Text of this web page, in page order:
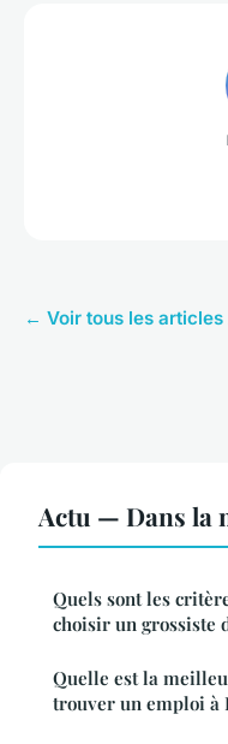
← Voir tous les articles
Actu — Dans la
Quels sont les
choisir un grossiste
Quelle est la
trouver un emploi à